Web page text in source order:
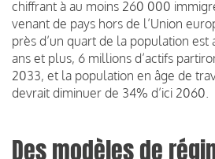
chiffrant à au moins 260 000
venant de pays hors de l’Union
près d’un quart de la population est
ans et plus, 6 millions d’actifs
2033, et la population en âge de
devrait diminuer de 34% d’ici 2060.
Des modèles de